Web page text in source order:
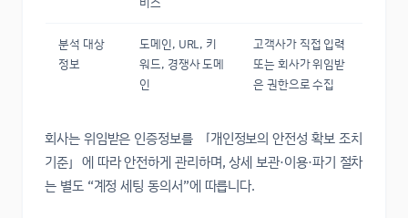
분석 대상
정보
도메인, URL, 키
워드, 경쟁사 도메
인
고객사가 직접 입력
또는 회사가 위임받
은 권한으로 수집
회사는 위임받은 인증정보를 「개인정보의 안전성 확보 조치
기준」에 따라 안전하게 관리하며, 상세 보관·이용·파기 절차
는 별도 “계정 세팅 동의서”에 따릅니다.